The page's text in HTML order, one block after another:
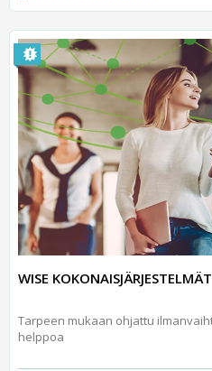
WISE KOKONAISJÄRJESTELMÄT
Tarpeen mukaan ohjattu
helppoa